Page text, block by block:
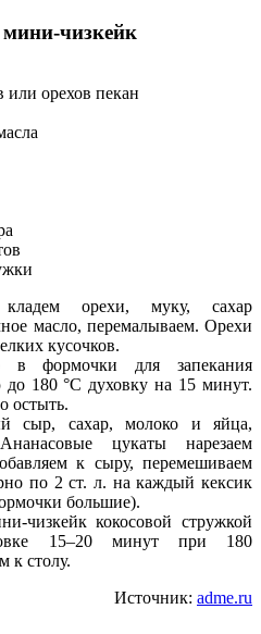
чизкейк
или орехов пекан
орехи, муку, сахар
масло, перемалываем. Орехи
кусочков.
в формочки для запекания
до 180 °С духовку на 15 минут.
остыть.
сыр, сахар, молоко и яйца,
цукаты нарезаем
к сыру, перемешиваем
по 2 ст. л. на каждый кексик
большие).
чизкейк кокосовой стружкой
15–20 минут при 180
к столу.
Источник: adme.ru